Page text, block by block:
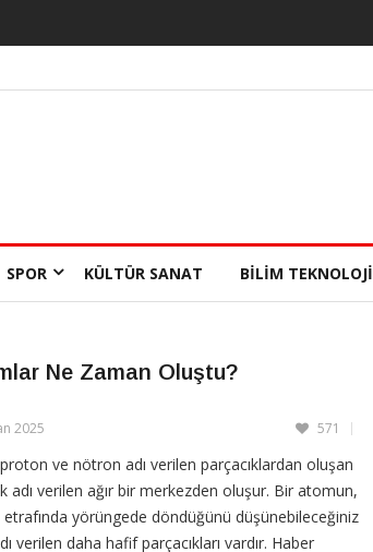
SPOR KÜLTÜR SANAT BILIM TEKNOLOJI
Ne Zaman Oluştu?
2025 571
ve nötron adı verilen parçacıklardan oluşan
adı verilen ağır bir merkezden oluşur. Bir atomun,
yörüngede döndüğünü düşünebileceğiniz
verilen daha hafif parçacıkları vardır. Haber